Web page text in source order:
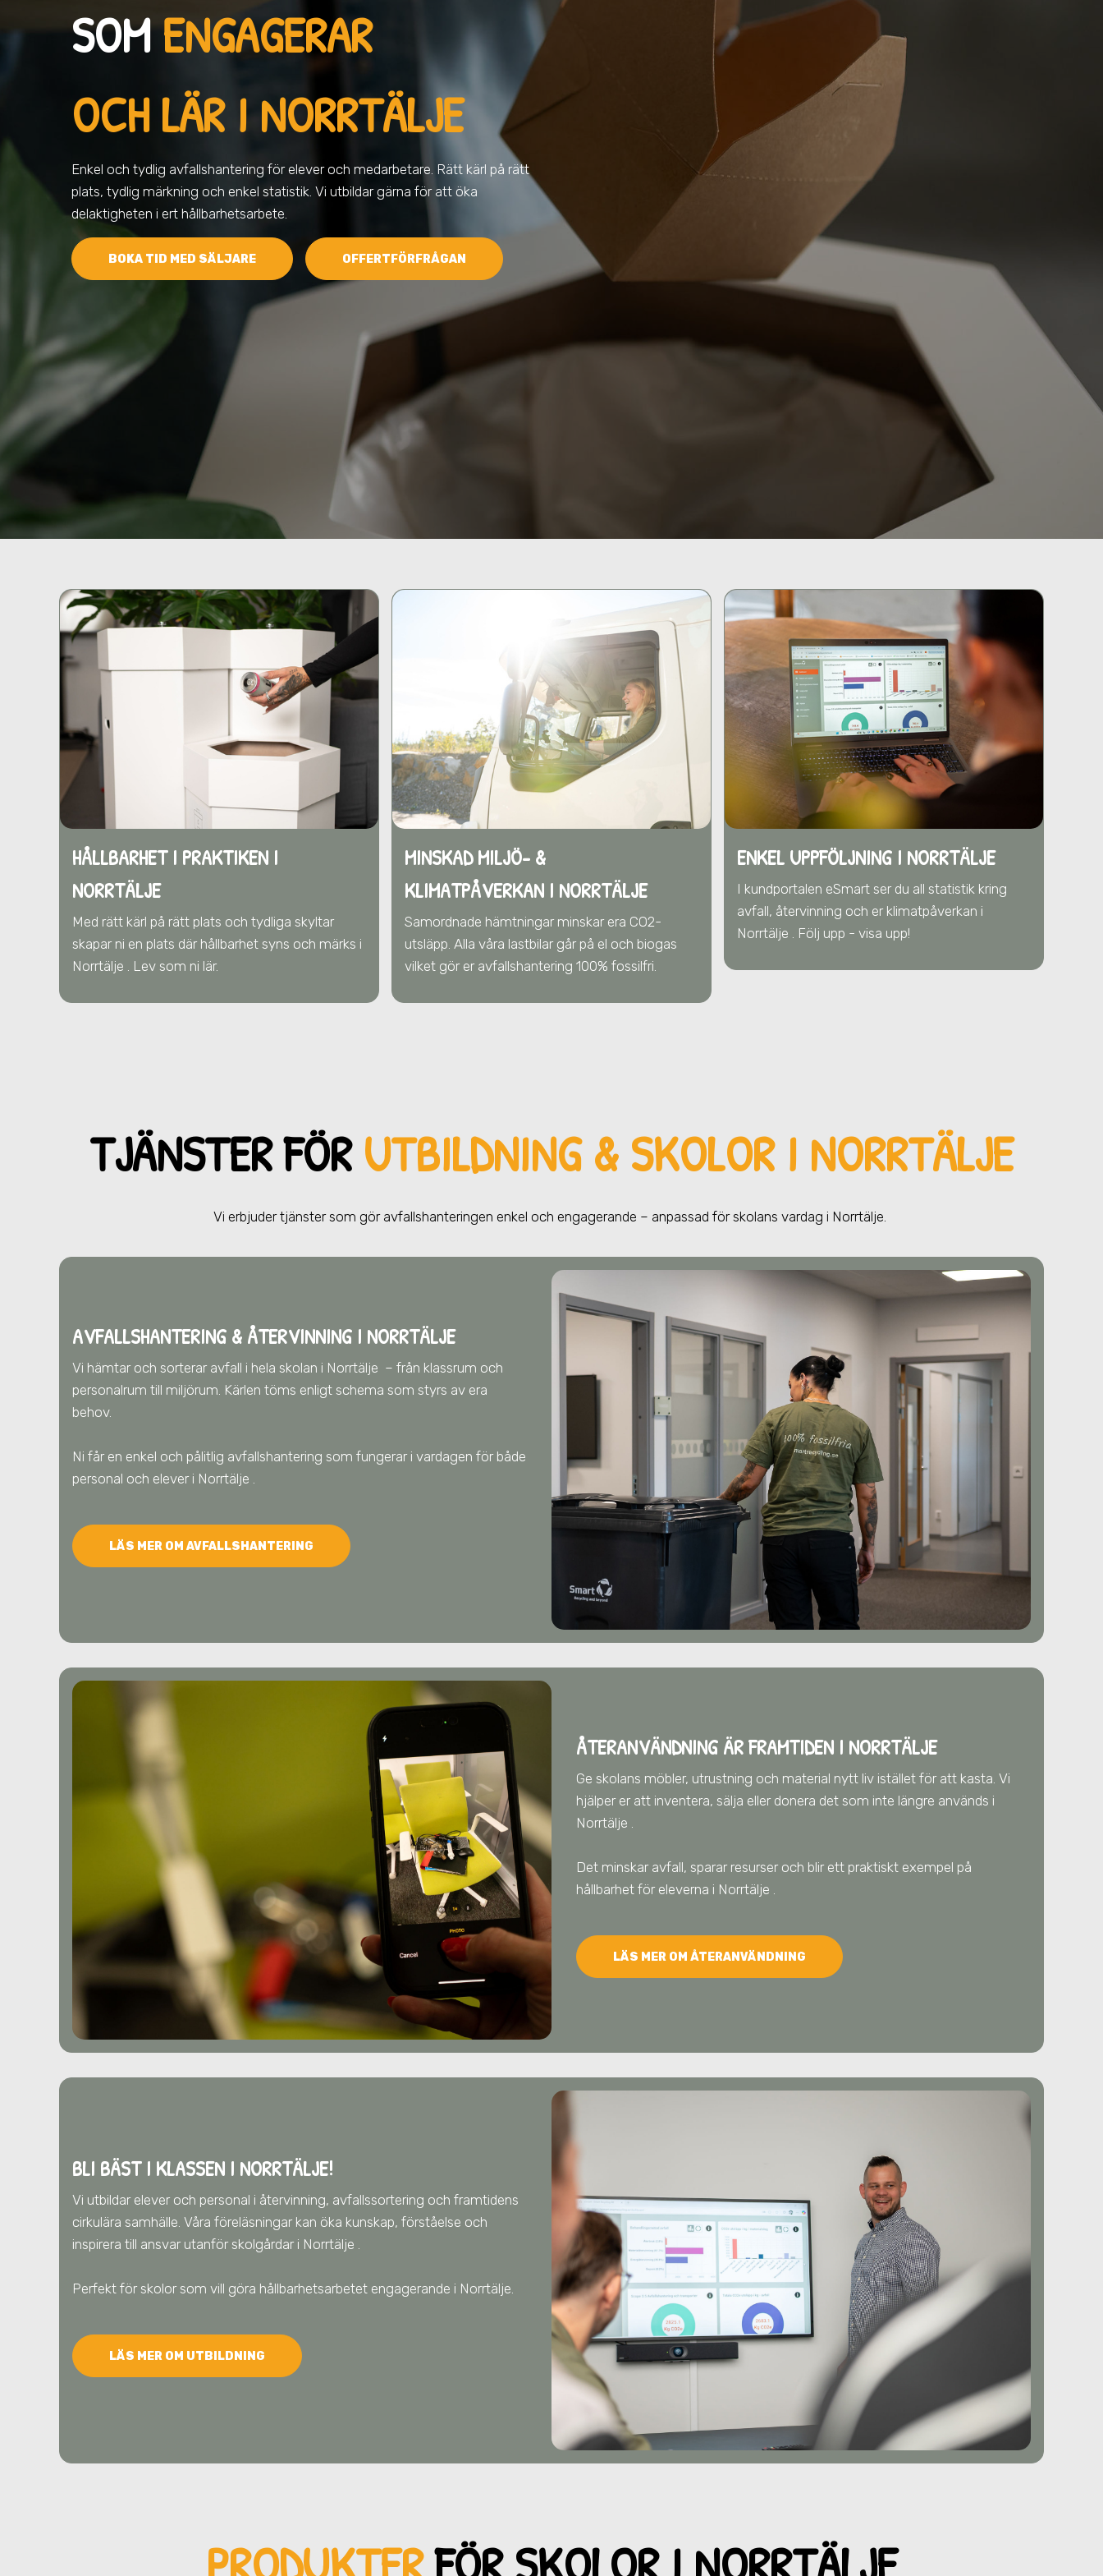
SOMENGAGERAR
OCH LÄR I NORRTÄLJE
Enkel och tydlig avfallshantering för elever och medarbetare. Rätt kärl på rätt
plats, tydlig märkning och enkel statistik. Vi utbildar gärna för att öka
delaktigheten i ert hållbarhetsarbete.
BOKA TID MED SÄLJARE OFFERTFÖRFRÅGAN
HÅLLBARHET I PRAKTIKEN I
NORRTÄLJE
Med rätt kärl på rätt plats och tydliga skyltar
skapar ni en plats där hållbarhet syns och märks i
Norrtälje . Lev som ni lär.
MINSKAD MILJÖ- &
KLIMATPÅVERKAN I NORRTÄLJE
Samordnade hämtningar minskar era CO2-
utsläpp. Alla våra lastbilar går på el och biogas
vilket gör er avfallshantering 100% fossilfri.
ENKEL UPPFÖLJNING I NORRTÄLJE
I kundportalen eSmart ser du all statistik kring
avfall, återvinning och er klimatpåverkan i
Norrtälje . Följ upp - visa upp!
TJÄNSTER FÖRUTBILDNING & SKOLOR I NORRTÄLJE
Vi erbjuder tjänster som gör avfallshanteringen enkel och engagerande – anpassad för skolans vardag i Norrtälje.
AVFALLSHANTERING & ÅTERVINNING I NORRTÄLJE
Vi hämtar och sorterar avfall i hela skolan i Norrtälje – från klassrum och
personalrum till miljörum. Kärlen töms enligt schema som styrs av era
behov.
Ni får en enkel och pålitlig avfallshantering som fungerar i vardagen för både
personal och elever i Norrtälje
LÄS MER OM AVFALLSHANTERING
ÅTERANVÄNDNING ÄR FRAMTIDEN I NORRTÄLJE
Ge skolans möbler, utrustning och material nytt liv istället för att kasta. Vi
hjälper er att inventera, sälja eller donera det som inte längre används i
Norrtälje
Det minskar avfall, sparar resurser och blir ett praktiskt exempel på
hållbarhet för eleverna i Norrtälje
LÄS MER OM ÅTERANVÄNDNING
BLI BÄST I KLASSEN I NORRTÄLJE!
Vi utbildar elever och personal i återvinning, avfallssortering och framtidens
cirkulära samhälle. Våra föreläsningar kan öka kunskap, förståelse och
inspirera till ansvar utanför skolgårdar i Norrtälje
Perfekt för skolor som vill göra hållbarhetsarbetet engagerande i Norrtälje
LÄS MER OM UTBILDNING